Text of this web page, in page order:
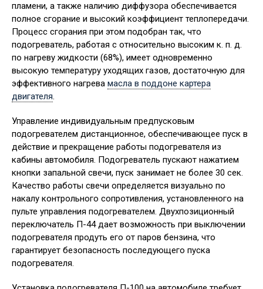
пламени, а также наличию диффузора обеспечивается
полное сгорание и высокий коэффициент теплопередачи.
Процесс сгорания при этом подобран так, что
подогреватель, работая с относительно высоким к. п. д.
по нагреву жидкости (68%), имеет одновременно
высокую температуру уходящих газов, достаточную для
эффективного нагрева масла в поддоне картера
двигателя.
Управление индивидуальным предпусковым
подогревателем дистанционное, обеспечивающее пуск в
действие и прекращение работы подогревателя из
кабины автомобиля. Подогреватель пускают нажатием
кнопки запальной свечи, пуск занимает не более 30 сек.
Качество работы свечи определяется визуально по
накалу контрольного сопротивления, установленного на
пульте управления подогревателем. Двухпозиционный
переключатель П-44 дает возможность при выключении
подогревателя продуть его от паров бензина, что
гарантирует безопасность последующего пуска
подогревателя.